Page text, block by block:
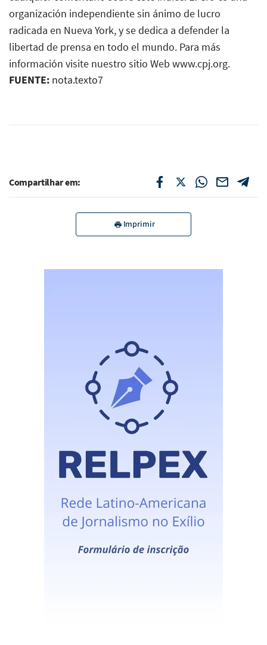
FUENTE: nota.texto7
Compartilhar em:
Imprimir